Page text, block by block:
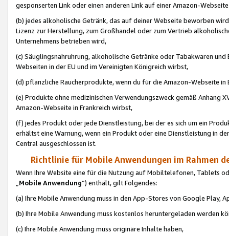
gesponserten Link oder einen anderen Link auf einer Amazon-
(b) jedes alkoholische Getränk, das auf deiner Webseite beworben
Lizenz zur Herstellung, zum Großhandel oder zum Vertrieb
Unternehmens betrieben wird,
(c) Säuglingsnahruhrung, alkoholische Getränke oder Tabakwaren
Webseiten in der EU und im Vereinigten Königreich wirbst,
(d) pflanzliche Raucherprodukte, wenn du für die Amazon-Webseite in
(e) Produkte ohne medizinischen Verwendungszweck gemäß Anhang
Amazon-Webseite in Frankreich wirbst,
(f) jedes Produkt oder jede Dienstleistung, bei der es sich um ein
erhältst eine Warnung, wenn ein Produkt oder eine Dienstleistung in
Central ausgeschlossen ist.
Richtlinie für Mobile Anwendungen im Rahmen
Wenn Ihre Website eine für die Nutzung auf Mobiltelefonen, Tablets
„Mobile Anwendung“) enthält, gilt Folgendes:
(a) Ihre Mobile Anwendung muss in den App-Stores von Google Play,
(b) Ihre Mobile Anwendung muss kostenlos heruntergeladen werden
(c) Ihre Mobile Anwendung muss originäre Inhalte haben,